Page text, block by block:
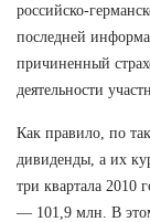
российско-
последней
причиненный
деятельности
Как правило, по
дивиденды, а их
три квартала 2010
— 101,9 млн. В этом